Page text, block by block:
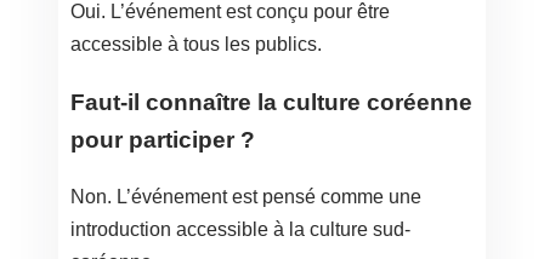
Oui. L’événement est conçu pour être
accessible à tous les publics.
Faut-il connaître la culture coréenne
pour participer ?
Non. L’événement est pensé comme une
introduction accessible à la culture sud-